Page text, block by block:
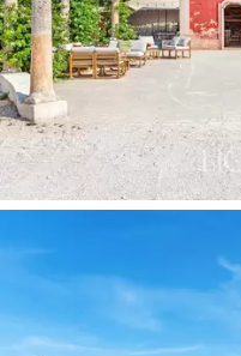
jaskini, w której
farmy,a obecnie
przestronnym
romantyczne kolacje
okolicy. Apartament,
posiada uroczą
turecką.Apartament
stworzona ze
wygodny salon z